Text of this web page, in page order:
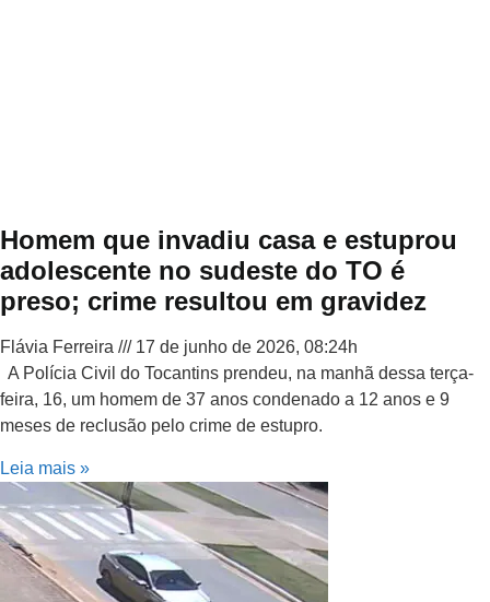
Homem que invadiu casa e estuprou
adolescente no sudeste do TO é
preso; crime resultou em gravidez
Flávia Ferreira
17 de junho de 2026, 08:24h
A Polícia Civil do Tocantins prendeu, na manhã dessa terça-
feira, 16, um homem de 37 anos condenado a 12 anos e 9
meses de reclusão pelo crime de estupro.
Leia mais »